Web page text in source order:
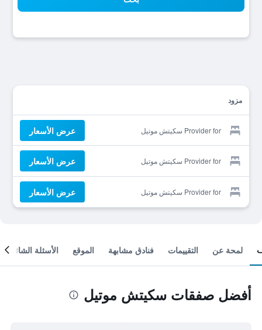
مزود
Provider for سكيتش موتيل عرض الأسعار
Provider for سكيتش موتيل عرض الأسعار
Provider for سكيتش موتيل عرض الأسعار
لمحة عن التقييمات فنادق مشابهة الموقع الأسئلة الشائعة
أفضل صفقات سكيتش موتيل